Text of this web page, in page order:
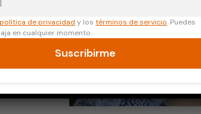
política de privacidad y lostérminos de servicio. Puedes
en cualquier momento.
Suscribirme